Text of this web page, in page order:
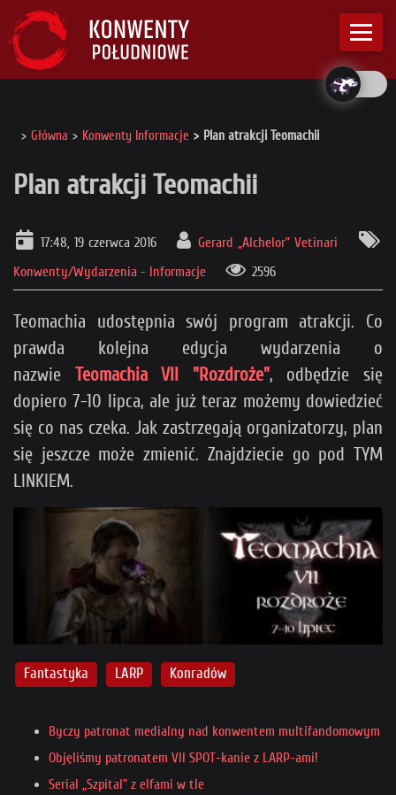
Główna Konwenty Informacje Plan atrakcji Teomachii
Plan atrakcji Teomachii
17:48, 19 czerwca 2016
Gerard „Alchelor” Vetinari
Konwenty/Wydarzenia - Informacje
2596
Teomachia udostępnia swój program atrakcji. Co
prawda kolejna edycja wydarzenia o
nazwie Teomachia VII "Rozdroże", odbędzie się
dopiero 7-10 lipca, ale już teraz możemy dowiedzieć
się co nas czeka. Jak zastrzegają organizatorzy, plan
się jeszcze może zmienić. Znajdziecie go pod TYM
LINKIEM.
Fantastyka LARP Konradów
Byczy patronat medialny nad konwentem multifandomowym
Objęliśmy patronatem VII SPOT-kanie z LARP-ami!
Serial „Szpital” z elfami w tle